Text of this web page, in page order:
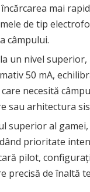
mai
de tip
câmpului.
un nivel
50 mA,
necesită
sau arhitectura
superior al
prioritate
pilot,
precisă de înaltă